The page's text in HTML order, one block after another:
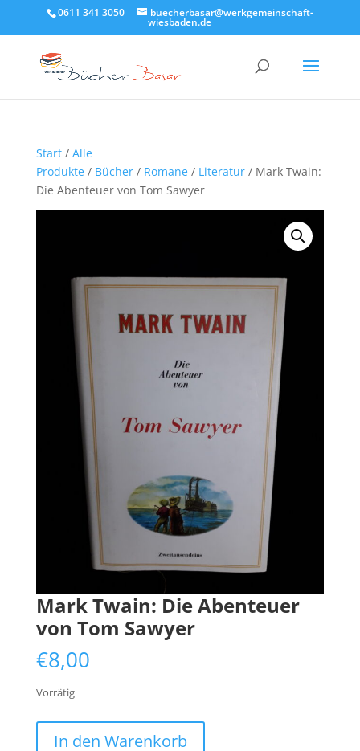
0611 341 3050 buecherbasar@werkgemeinschaft-
wiesbaden.de
Start/ Alle
Produkte/ Bücher/ Romane/ Literatur/ Mark Twain:
Die Abenteuer von Tom Sawyer
Mark Twain: Die Abenteuer
von Tom Sawyer
€8,00
Vorrätig
In den Warenkorb